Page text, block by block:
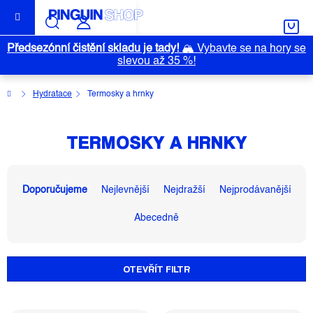
obsah
Předsezónní čistění skladu je tady!🏔️ Vybavte se na hory se
slevou až 35 %!
DomůHydratace Termosky a hrnky
TERMOSKY A HRNKY
Í
P
Doporučujeme Nejlevnější Nejdražší Nejprodávanější
Abecedně
OTEVŘÍT FILTR